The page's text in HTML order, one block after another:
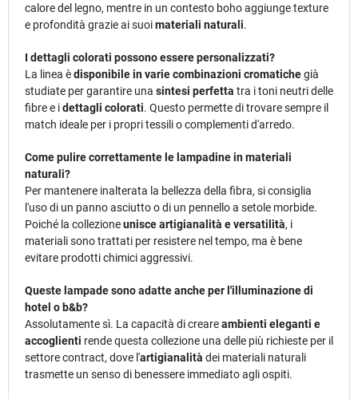
calore del legno, mentre in un contesto boho aggiunge texture
e profondità grazie ai suoimateriali naturali.
I dettagli colorati possono essere personalizzati?
La linea èdisponibile in varie combinazioni cromatichegià
studiate per garantire una sintesi perfetta tra i toni neutri delle
fibre e idettagli colorati. Questo permette di trovare sempre il
match ideale per i propri tessili o complementi d'arredo.
Come pulire correttamente le lampadine in materiali
naturali?
Per mantenere inalterata la bellezza della fibra, si consiglia
l'uso di un panno asciutto o di un pennello a setole morbide.
Poiché la collezioneunisce artigianalità e versatilità, i
materiali sono trattati per resistere nel tempo, ma è bene
evitare prodotti chimici aggressivi.
Queste lampade sono adatte anche per l'illuminazione di
hotel o b&b?
Assolutamente sì. La capacità di creareambienti eleganti e
accoglienti rende questa collezione una delle più richieste per il
settore contract, dove l'artigianalità dei materiali naturali
trasmette un senso di benessere immediato agli ospiti.